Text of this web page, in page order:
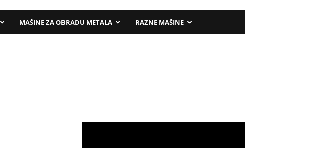
MAŠINE ZA OBRADU METALA RAZNE MAŠINE